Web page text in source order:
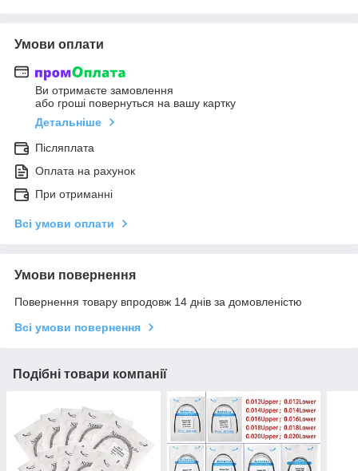
Умови оплати
Ви отримаєте замовлення
або гроші повернуться на вашу картку
Детальніше
Післяплата
Оплата на рахунок
При отриманні
Всі умови оплати
Умови повернення
Повернення товару впродовж 14 днів за домовленістю
Всі умови повернення
Подібні товари компанії